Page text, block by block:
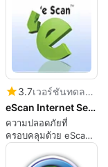
3.7
เวอร์ชันทดลองใช้
eScan Internet Security Suite
ความปลอดภัยที่
ครอบคลุมด้วย eScan
Internet Security